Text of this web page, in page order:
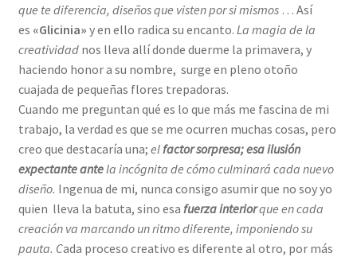
que te diferencia, diseños que visten por si mismos … Así
es «Glicinia» y en ello radica su encanto. La magia de la
creatividadnos lleva allí donde duerme la primavera, y
haciendo honor a su nombre, surge en pleno otoño
cuajada de pequeñas flores trepadoras.
Cuando me preguntan qué es lo que más me fascina de mi
trabajo, la verdad es que se me ocurren muchas cosas, pero
creo que destacaría una; elfactor sorpresa; esa ilusión
expectante antela incógnita de cómo culminará cada nuevo
diseño. Ingenua de mi, nunca consigo asumir que no soy yo
quien lleva la batuta, sino esa fuerza interiorque en cada
creación va marcando un ritmo diferente, imponiendo su
pauta. Cada proceso creativo es diferente al otro, por más